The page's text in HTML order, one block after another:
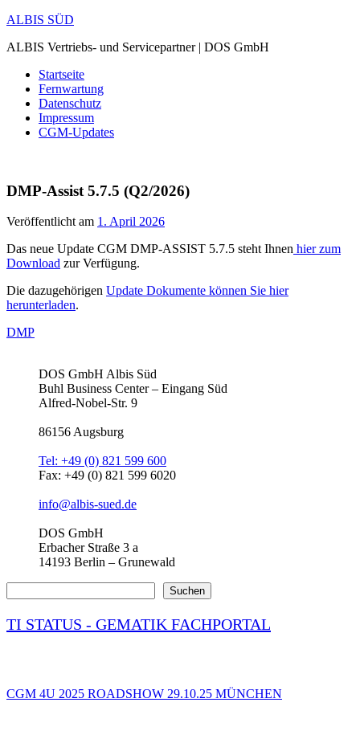
Zum
springen
ALBIS SÜD
ALBIS Vertriebs- und Servicepartner | DOS GmbH
Startseite
Fernwartung
Datenschutz
Impressum
CGM-Updates
DMP-Assist 5.7.5 (Q2/2026)
Veröffentlicht am 1. April 2026
Das neue Update CGM DMP-ASSIST 5.7.5 steht Ihnen hier zum
Download zur Verfügung.
Die dazugehörigen Update Dokumente können Sie hier
herunterladen.
DMP
DOS GmbH Albis Süd
Buhl Business Center – Eingang Süd
Alfred-Nobel-Str. 9
86156 Augsburg
Tel: +49 (0) 821 599 600
Fax: +49 (0) 821 599 6020
info@albis-sued.de
DOS GmbH
Erbacher Straße 3 a
14193 Berlin – Grunewald
Suchen
TI STATUS - GEMATIK FACHPORTAL
CGM 4U 2025 ROADSHOW 29.10.25 MÜNCHEN